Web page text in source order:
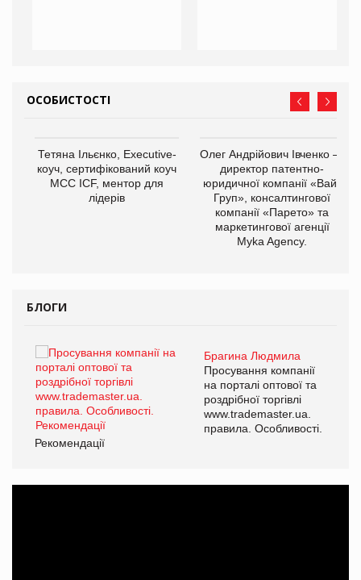
ОСОБИСТОСТІ
Тетяна Ільєнко, Executive-
коуч, сертифікований коуч
МСС ICF, ментор для
лідерів
Олег Андрійович Івченко —
директор патентно-
юридичної компанії «Вайз
Груп», консалтингової
компанії «Парето» та
маркетингової агенції
Myka Agency.
БЛОГИ
Брагина Людмила
Просування компанії
на порталі оптової та
роздрібної торгівлі
www.trademaster.ua.
правила. Особливості.
Рекомендації